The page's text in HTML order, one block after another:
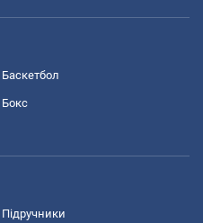
Баскетбол
Бокс
Підручники